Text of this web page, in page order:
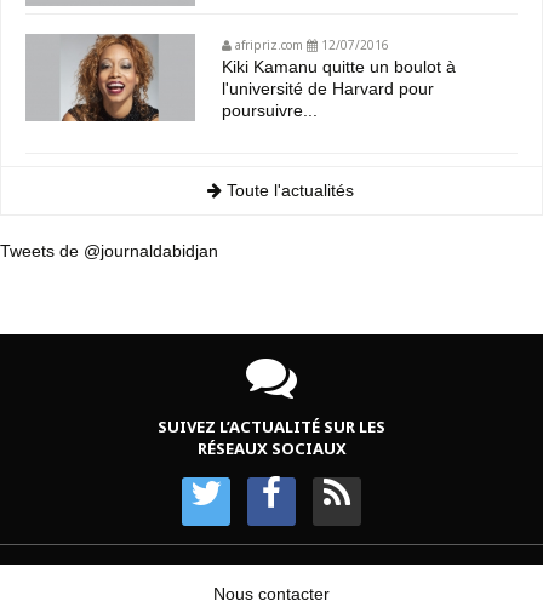
afripriz.com 12/07/2016
Kiki Kamanu quitte un boulot à
l'université de Harvard pour
poursuivre...
Toute l'actualités
Tweets de @journaldabidjan
SUIVEZ L’ACTUALITÉ SUR LES
RÉSEAUX SOCIAUX
Nous contacter